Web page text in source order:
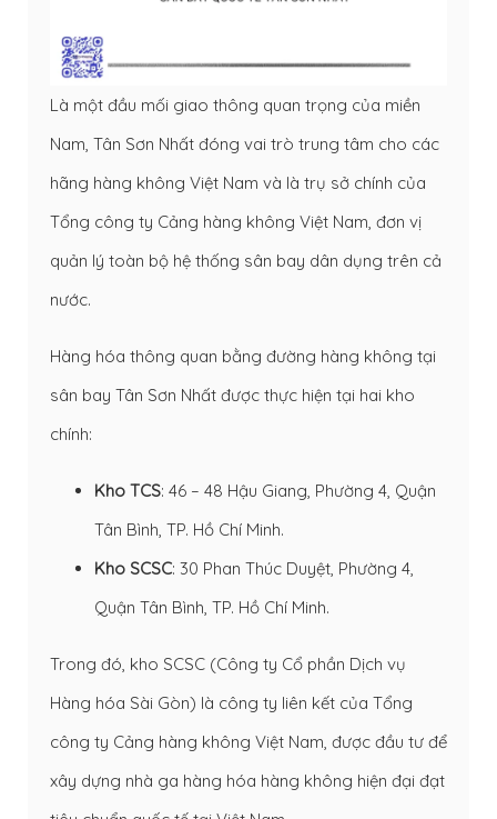
Là một đầu mối giao thông quan trọng của miền
Nam, Tân Sơn Nhất đóng vai trò trung tâm cho các
hãng hàng không Việt Nam và là trụ sở chính của
Tổng công ty Cảng hàng không Việt Nam, đơn vị
quản lý toàn bộ hệ thống sân bay dân dụng trên cả
nước.
Hàng hóa thông quan bằng đường hàng không tại
sân bay Tân Sơn Nhất được thực hiện tại hai kho
chính:
Kho TCS: 46 – 48 Hậu Giang, Phường 4, Quận
Tân Bình, TP. Hồ Chí Minh.
Kho SCSC: 30 Phan Thúc Duyệt, Phường 4,
Quận Tân Bình, TP. Hồ Chí Minh.
Trong đó, kho SCSC (Công ty Cổ phần Dịch vụ
Hàng hóa Sài Gòn) là công ty liên kết của Tổng
công ty Cảng hàng không Việt Nam, được đầu tư để
xây dựng nhà ga hàng hóa hàng không hiện đại đạt